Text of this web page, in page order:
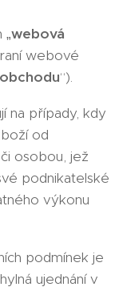
„webová
webové
“).
na případy, kdy
od
osobou, jež
podnikatelské
výkonu
podmínek je
ujednání v